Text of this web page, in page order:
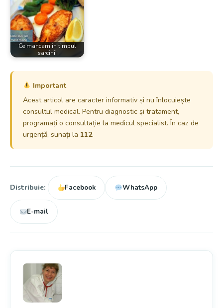
Ce mancam in timpul
sarcinii
Important
Acest articol are caracter informativ și nu înlocuiește
consultul medical. Pentru diagnostic și tratament,
programați o consultație la medicul specialist. În caz de
urgență, sunați la 112.
Distribuie: Facebook WhatsApp
E-mail